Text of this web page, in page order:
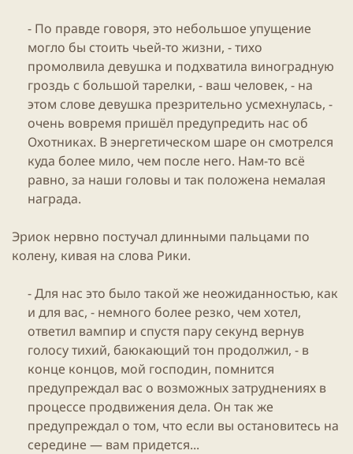
- По правде говоря, это небольшое упущение
могло бы стоить чьей-то жизни, - тихо
промолвила девушка и подхватила виноградную
гроздь с большой тарелки, - ваш человек, - на
этом слове девушка презрительно усмехнулась, -
очень вовремя пришёл предупредить нас об
Охотниках. В энергетическом шаре он смотрелся
куда более мило, чем после него. Нам-то всё
равно, за наши головы и так положена немалая
награда.​
Эриок нервно постучал длинными пальцами по
колену, кивая на слова Рики.
- Для нас это было такой же неожиданностью, как
и для вас, - немного более резко, чем хотел,
ответил вампир и спустя пару секунд вернув
голосу тихий, баюкающий тон продолжил, - в
конце концов, мой господин, помнится
предупреждал вас о возможных затруднениях в
процессе продвижения дела. Он так же
предупреждал о том, что если вы остановитесь на
середине — вам придется...​